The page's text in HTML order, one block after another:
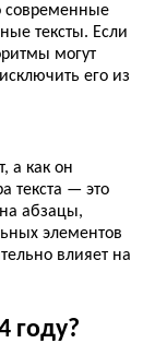
современные
тексты. Если
могут
его из
а как он
текста — это
абзацы,
элементов
влияет на
году?